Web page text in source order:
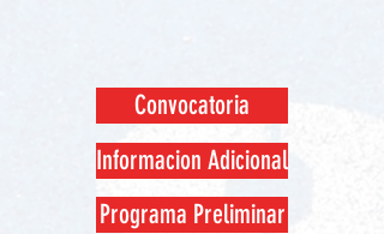
Convocatoria
Informacion Adicional
Programa Preliminar